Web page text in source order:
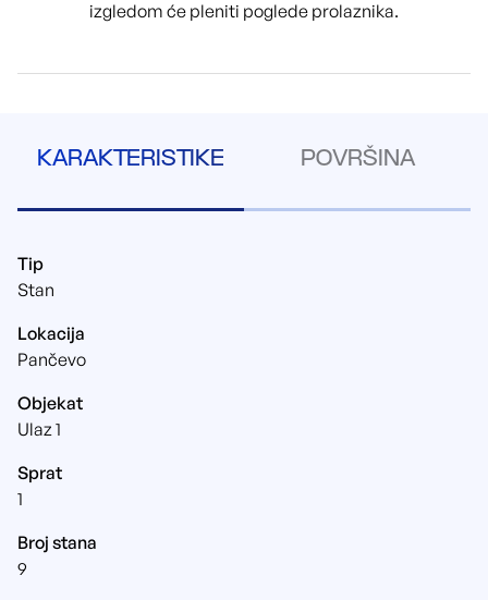
izgledom će pleniti poglede prolaznika.
KARAKTERISTIKE POVRŠINA
Tip
Stan
Lokacija
Pančevo
Objekat
Ulaz 1
Sprat
1
Broj stana
9